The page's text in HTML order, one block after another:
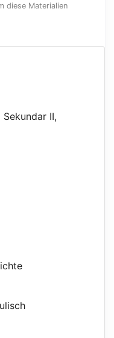
diese Materialien
Sekundar II,